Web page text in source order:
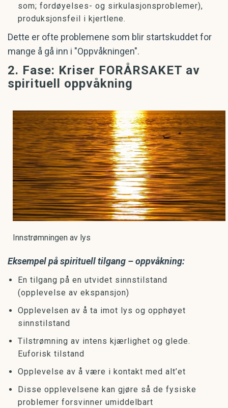
som; fordøyelses- og sirkulasjonsproblemer),
produksjonsfeil i kjertlene.
Dette er ofte problemene som blir startskuddet for
mange å gå inn i "Oppvåkningen".
2. Fase: Kriser FORÅRSAKET av
spirituell oppvåkning
Innstrømningen av lys
Eksempel på spirituell tilgang – oppvåkning:
En tilgang på en utvidet sinnstilstand
(opplevelse av ekspansjon)
Opplevelsen av å ta imot lys og opphøyet
sinnstilstand
Tilstrømning av intens kjærlighet og glede.
Euforisk tilstand
Opplevelse av å være i kontakt med alt’et
Disse opplevelsene kan gjøre så de fysiske
problemer forsvinner umiddelbart